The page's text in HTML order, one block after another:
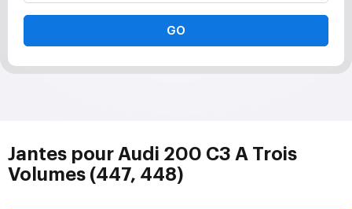
GO
Jantes pour Audi 200 C3 A Trois
Volumes (447, 448)